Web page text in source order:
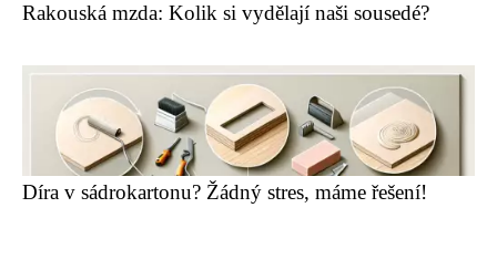
Rakouská mzda: Kolik si vydělají naši sousedé?
Díra v sádrokartonu? Žádný stres, máme řešení!